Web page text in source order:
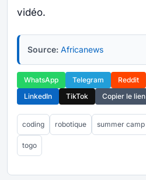
vidéo.
Source: Africanews
WhatsApp Telegram Reddit
LinkedIn
TikTok Copier le lien
coding robotique summer camp
togo